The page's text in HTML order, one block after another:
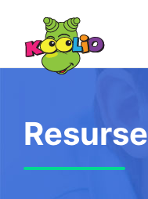
Resurse